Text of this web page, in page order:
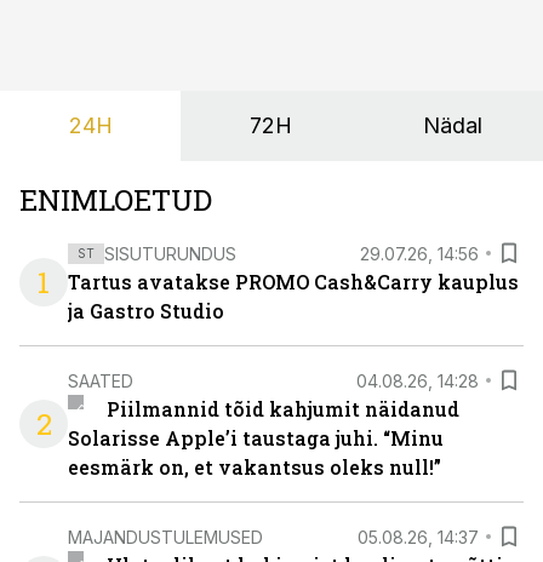
24H 72H Nädal
ENIMLOETUD
1
ST SISUTURUNDUS 29.07.26, 14:56
Tartus avatakse PROMO Cash&Carry kauplus
ja Gastro Studio
2
SAATED 04.08.26, 14:28
Piilmannid tõid kahjumit näidanud
Solarisse Apple’i taustaga juhi. “Minu
eesmärk on, et vakantsus oleks null!”
MAJANDUSTULEMUSED 05.08.26, 14:37